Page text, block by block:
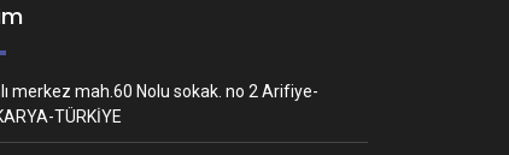
merkez mah.60 Nolu sokak. no 2 Arifiye-
TÜRKİYE